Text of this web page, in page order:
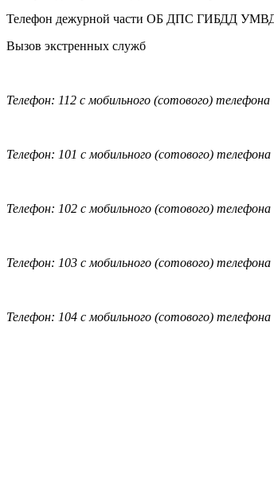
Телефон дежурной части ОБ ДПС ГИБДД УМВД
Вызов экстренных служб
Телефон: 112 с мобильного (сотового) телефона
Телефон: 101 с мобильного (сотового) телефона
Телефон: 102 с мобильного (сотового) телефона
Телефон: 103 с мобильного (сотового) телефона
Телефон: 104 с мобильного (сотового) телефона